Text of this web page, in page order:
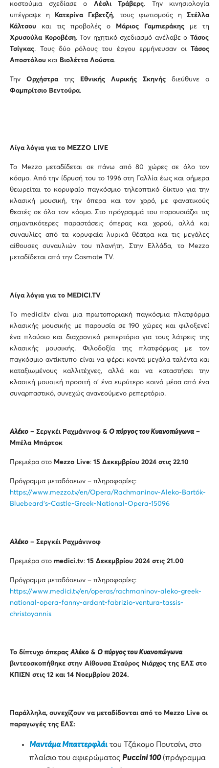
κοστούμια σχεδίασε ο Λέσλι Τράβερς. Την κινησιολογία
υπέγραψε η
Κατερίνα Γεβετζή, τους φωτισμούς η Στέλλα
Κάλτσου και τις προβολές ο Μάριος Γαμπιεράκης με τη
Χρυσούλα Κοροβέση. Τον ηχητικό σχεδιασμό ανέλαβε ο Τάσος
Τσίγκας. Τους δύο ρόλους του έργου ερμήνευσαν οι Τάσος
Αποστόλου και Βιολέττα Λούστα.
Την Ορχήστρατης Εθνικής Λυρικής Σκηνής διεύθυνε o
Φαμπρίτσιο Βεντούρα.
Λίγα λόγια για το MEZZO LIVE
Το Mezzo μεταδίδεται σε πάνω από 80 χώρες σε όλο τον
κόσμο. Από την ίδρυσή του το 1996 στη Γαλλία έως και σήμερα
θεωρείται το κορυφαίο παγκόσμιο τηλεοπτικό δίκτυο για την
κλασική μουσική, την όπερα και τον χορό, με φανατικούς
θεατές σε όλο τον κόσμο. Στο πρόγραμμά του παρουσιάζει τις
σημαντικότερες παραστάσεις όπερας και χορού, αλλά και
συναυλίες από τα κορυφαία λυρικά θέατρα και τις μεγάλες
αίθουσες συναυλιών του πλανήτη. Στην Ελλάδα, το Mezzo
μεταδίδεται από την Cosmote TV.
Λίγα λόγια για το MEDICI .TV
Το medici.tv είναι μια πρωτοποριακή παγκόσμια πλατφόρμα
κλασικής μουσικής με παρουσία σε 190 χώρες και φιλοξενεί
ένα πλούσιο και διαχρονικό ρεπερτόριο για τους λάτρεις της
κλασικής μουσικής. Φιλοδοξία της πλατφόρμας με τον
παγκόσμιο αντίκτυπο είναι να φέρει κοντά μεγάλα ταλέντα και
καταξιωμένους καλλιτέχνες, αλλά και να καταστήσει την
κλασική μουσική προσιτή σ’ ένα ευρύτερο κοινό μέσα από ένα
συναρπαστικό, συνεχώς ανανεούμενο ρεπερτόριο.
Αλέκο – Σεργκέι Ραχμάνινοφ & Ο πύργος του Κυανοπώγωνα –
Μπέλα Μπάρτοκ
Πρεμιέρα στο Mezzo Live: 15 Δεκεμβρίου 2024 στις 22.10
Πρόγραμμα μεταδόσεων – πληροφορίες:
https://www.mezzo.tv/en/Opera/Rachmaninov-Aleko-Bartók-
Bluebeard’s-Castle-Greek-National-Opera-15096
Αλέκο – Σεργκέι Ραχμάνινοφ
Πρεμιέρα στο medici.tv: 15 Δεκεμβρίου 2024 στις 21.00
Πρόγραμμα μεταδόσεων – πληροφορίες:
https://www.medici.tv/en/operas/rachmaninov-aleko-greek-
national-opera-fanny-ardant-fabrizio-ventura-tassis-
christoyannis
Το δίπτυχο όπερας Αλέκο & Ο πύργος του Κυανοπώγωνα
βιντεοσκοπήθηκε στην Αίθουσα Σταύρος Νιάρχος της ΕΛΣ στο
ΚΠΙΣΝ στις 12 και 14 Νοεμβρίου 2024.
Παράλληλα, συνεχίζουν να μεταδίδονται από το Mezzo Live οι
παραγωγές της ΕΛΣ:
Μαντάμα Μπαττερφλάι του Τζάκομο Πουτσίνι, στο
πλαίσιο του αφιερώματος Puccini100(πρόγραμμα